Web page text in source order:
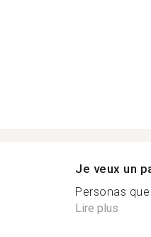
Je veux un
Personas
Lire plus